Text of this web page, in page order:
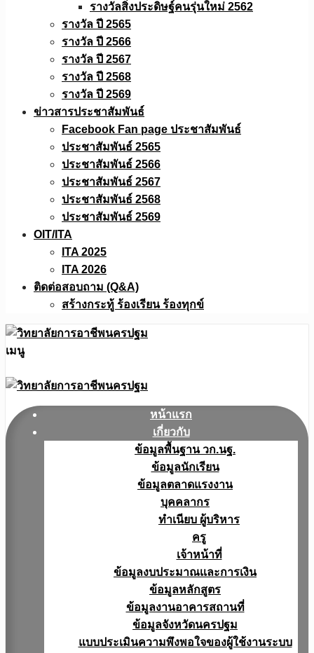
รางวัลสิ่งประดิษฐ์คนรุ่นใหม่ 2562
รางวัล ปี 2565
รางวัล ปี 2566
รางวัล ปี 2567
รางวัล ปี 2568
รางวัล ปี 2569
ข่าวสารประชาสัมพันธ์
Facebook Fan page ประชาสัมพันธ์
ประชาสัมพันธ์ 2565
ประชาสัมพันธ์ 2566
ประชาสัมพันธ์ 2567
ประชาสัมพันธ์ 2568
ประชาสัมพันธ์ 2569
OIT/ITA
ITA 2025
ITA 2026
ติดต่อสอบถาม (Q&A)
สร้างกระทู้ ร้องเรียน ร้องทุกข์
เมนู
หน้าแรก
เกี่ยวกับ
ข้อมูลพื้นฐาน วก.นฐ.
ข้อมูลนักเรียน
ข้อมูลตลาดแรงงาน
บุคคลากร
ทำเนียบ ผู้บริหาร
ครู
เจ้าหน้าที่
ข้อมูลงบประมาณเเละการเงิน
ข้อมูลหลักสูตร
ข้อมูลงานอาคารสถานที่
ข้อมูลจังหวัดนครปฐม
แบบประเมินความพึงพอใจของผู้ใช้งานระบบ